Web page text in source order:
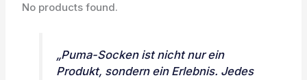
No products found.
„Puma-Socken ist nicht nur ein
Produkt, sondern ein Erlebnis. Jedes